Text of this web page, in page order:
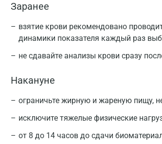
Заранее
взятие крови рекомендовано
динамики показателя каждый раз
не сдавайте анализы крови сразу
Накануне
ограничьте жирную и жареную пищу,
исключите тяжелые физические
от 8 до 14 часов до сдачи